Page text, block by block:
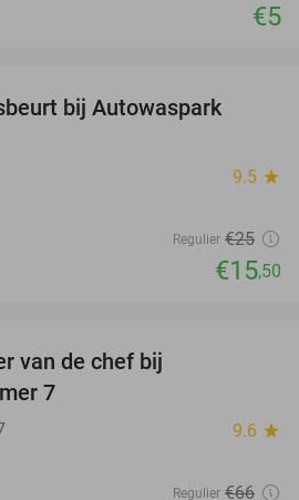
€5
bij Autowaspark
9.5 star
Regulier €25
€15,50
van de chef bij
7
9.6 star
Regulier €66